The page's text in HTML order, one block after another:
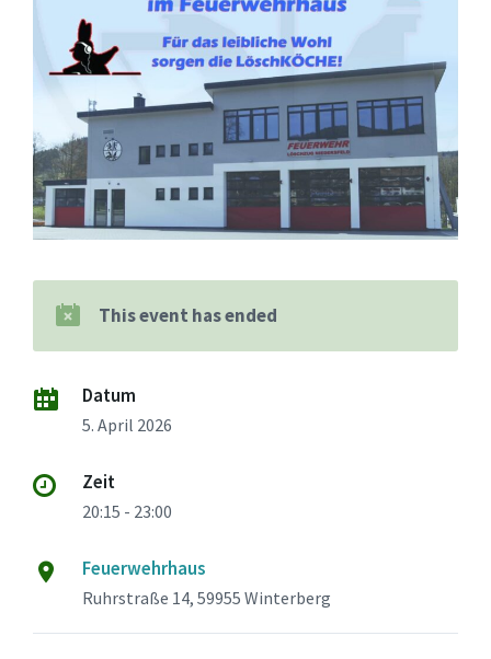
This event has ended
Datum
5. April 2026
Zeit
20:15 - 23:00
Feuerwehrhaus
Ruhrstraße 14, 59955 Winterberg